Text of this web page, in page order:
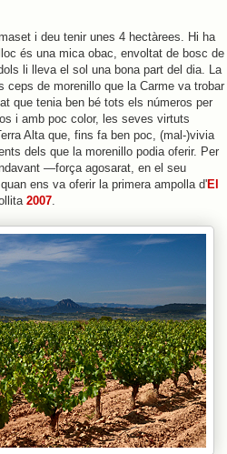
i deu tenir unes 4 hectàrees. Hi ha
és una mica obac, envoltat de bosc de
li lleva el sol una bona part del dia. La
ceps de morenillo que la Carme va trobar
que tenia ben bé tots els números per
i amb poc color, les seves virtuts
Alta que, fins fa ben poc, (mal-)vivia
dels que la morenillo podia oferir. Per
—força agosarat, en el seu
quan ens va oferir la primera ampolla d'El
2007.